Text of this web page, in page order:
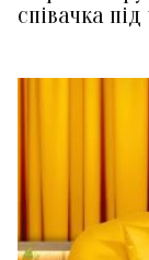
співачка